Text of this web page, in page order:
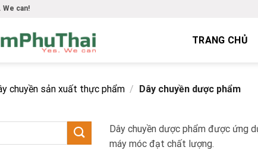
We can!
TRANG CHỦ
chuyền sản xuất thực phẩm / Dây chuyền dược phẩm
Dây chuyền dược phẩm được ứng
máy móc đạt chất lượng.